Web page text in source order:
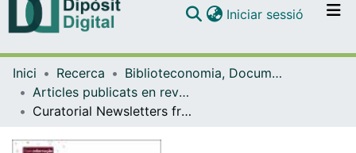
Navega per tot el DD
Com publicar
Iniciar sessió (current)
Inici Recerca
Biblioteconomia, Documentació i Comunicació Audiovisual
Articles publicats en revistes (Biblioteconomia, Documentació i Comunicació Audiovisual)
Curatorial Newsletters from Latin America: Case Study and Expert View